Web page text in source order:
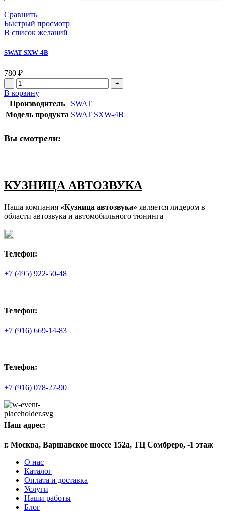
Сравнить
Быстрый просмотр
В список желаний
SWAT SXW-4B
780 ₽
Количество
товара
SWAT
SXW-
4B
В корзину
Производитель
SWAT
Модель продукта SWAT SXW-4B
Вы смотрели:
КУЗНИЦА АВТОЗВУКА
Наша компания «Кузница автозвука» является лидером в
области автозвука и автомобильного тюнинга
Телефон:
+7 (495) 922-50-48
Телефон:
+7 (916) 669-14-83
Телефон:
+7 (916) 078-27-90
Наш адрес:
г. Москва, Варшавское шоссе 152а, ТЦ Сомбреро, -1 этаж
О нас
Каталог
Оплата и доставка
Услуги
Наши работы
Блог